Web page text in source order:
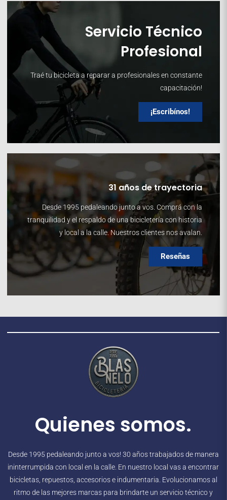
Servicio Técnico
Profesional
Traé tu bicicleta a reparar a profesionales en constante
capacitación!
¡Escribínos!
31 años de trayectoria
Desde 1995 pedaleando junto a vos. Comprá con la
tranquilidad y el respaldo de una bicicletería con historia
y local a la calle. Nuestros clientes nos avalan.
Reseñas
Quienes somos.
Desde 1995 pedaleando junto a vos! 30 años trabajados de manera
ininterrumpida con local en la calle. En nuestro local vas a encontrar
bicicletas, repuestos, accesorios e indumentaria. Evolucionamos al
ritmo de las mejores marcas para brindarte un servicio técnico y